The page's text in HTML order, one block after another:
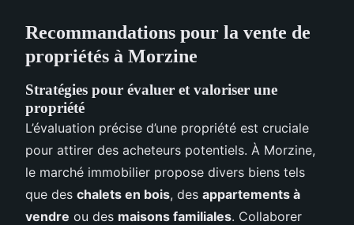
Recommandations pour la vente de
propriétés à Morzine
Stratégies pour évaluer et valoriser une
propriété
L’évaluation précise d’une propriété est cruciale
pour attirer des acheteurs potentiels. À Morzine,
le marché immobilier propose divers biens tels
que des chalets en bois, des appartements à
vendre ou des maisons familiales. Collaborer